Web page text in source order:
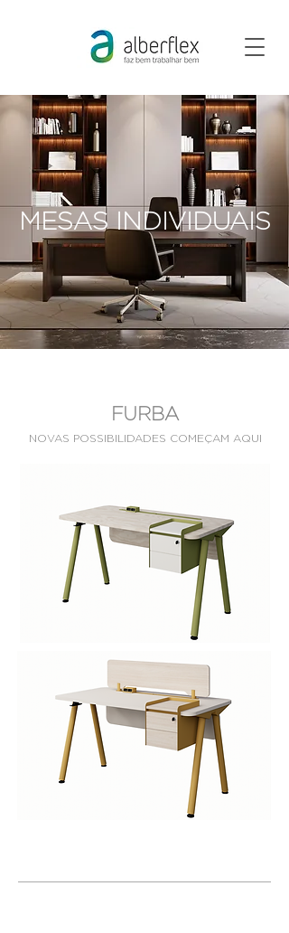
MESAS INDIVIDUAIS
FURBA
NOVAS POSSIBILIDADES COMEÇAM AQUI